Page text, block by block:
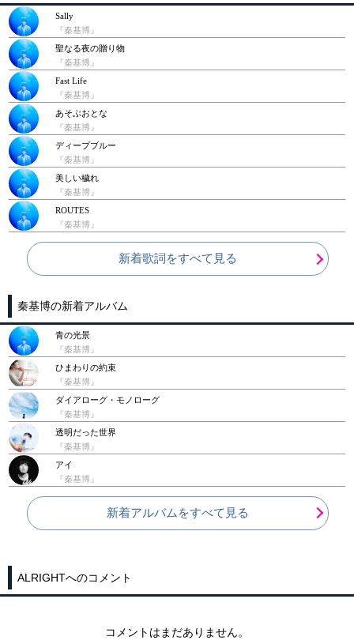
Sally
『秦基博』
聖なる夜の贈り物
『秦基博』
Fast Life
『秦基博』
あそぶおとな
『秦基博』
ディープブルー
『秦基博』
美しい穢れ
『秦基博』
ROUTES
『秦基博』
新着歌詞をすべて見る
秦基博の新着アルバム
青の光景
『秦基博』
ひまわりの約束
『秦基博』
ダイアローグ・モノローグ
『秦基博』
透明だった世界
『秦基博』
アイ
『秦基博』
新着アルバムをすべて見る
ALRIGHTへのコメント
コメントはまだありません。